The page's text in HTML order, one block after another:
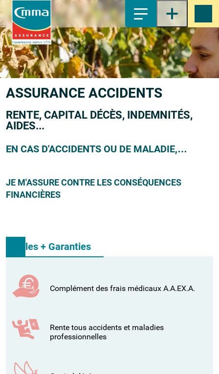
1- Contenu principal
2-Menu principal
3-Pied de page
4-Recherche
ASSURANCE ACCIDENTS
RENTE, CAPITAL DÉCÈS, INDEMNITÉS,
AIDES...
EN CAS D'ACCIDENTS OU DE MALADIE,…
JE M'ASSURE CONTRE LES CONSÉQUENCES
FINANCIÈRES
les + Garanties
Complément des frais médicaux A.A.EX.A.
Rente tous accidents et maladies
professionnelles